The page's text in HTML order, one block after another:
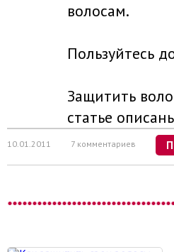
волосам.
Пользуйтесь
Защитить
статье
10.01.2011 7 комментариев